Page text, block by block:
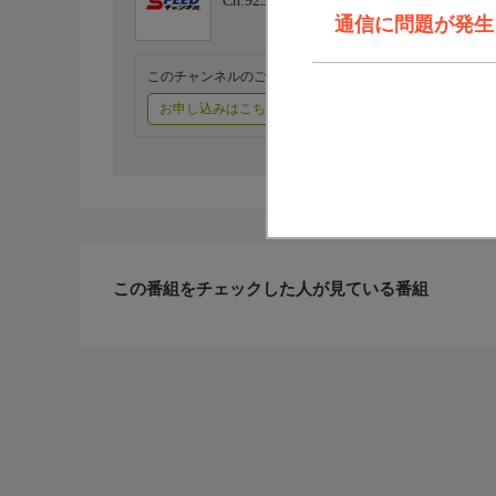
通信に問題が発
このチャンネルのご視聴には、オプションチャンネル(有
お申し込みはこちら
この番組をチェックした人が見ている番組